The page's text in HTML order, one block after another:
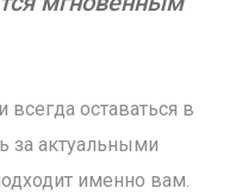
всегда оставаться в
за актуальными
именно вам.